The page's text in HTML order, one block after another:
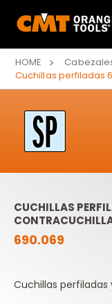
HOME
Cuchillas perfiladas
CUCHILLAS
690.069
Cuchillas